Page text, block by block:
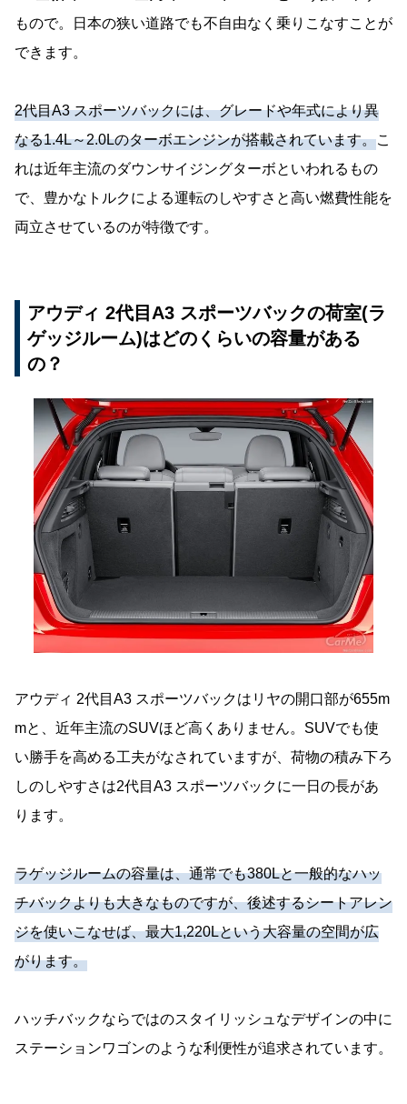
もので。日本の狭い道路でも不自由なく乗りこなすことが
できます。
2代目A3 スポーツバックには、グレードや年式により異
なる1.4L～2.0Lのターボエンジンが搭載されています。こ
れは近年主流のダウンサイジングターボといわれるもの
で、豊かなトルクによる運転のしやすさと高い燃費性能を
両立させているのが特徴です。
アウディ 2代目A3 スポーツバックの荷室(ラ
ゲッジルーム)はどのくらいの容量がある
の？
アウディ 2代目A3 スポーツバックはリヤの開口部が655m
mと、近年主流のSUVほど高くありません。SUVでも使
い勝手を高める工夫がなされていますが、荷物の積み下ろ
しのしやすさは2代目A3 スポーツバックに一日の長があ
ります。
ラゲッジルームの容量は、通常でも380Lと一般的なハッ
チバックよりも大きなものですが、後述するシートアレン
ジを使いこなせば、最大1,220Lという大容量の空間が広
がります。
ハッチバックならではのスタイリッシュなデザインの中に
ステーションワゴンのような利便性が追求されています。